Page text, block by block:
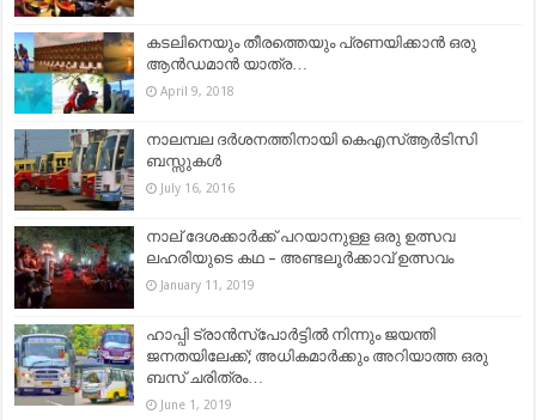
കടലിനെയും തീരത്തെയും പ്രണയിക്കാൻ ഒരു
ആൻഡമാന്‍ യാത്ര…
April 9, 2018
നാലമ്പല ദര്‍ശനത്തിനായി കെഎസ്ആര്‍ടിസി
ബസ്സുകള്‍
July 16, 2016
നാല് ദേശക്കാർക്ക് പറയാനുള്ള ഒരു ഉത്സവ
ലഹരിയുടെ കഥ – അണ്ടലൂർക്കാവ് ഉത്സവം
January 11, 2019
ഹാപ്പി ട്രാൻസ്പോർട്ടിൽ നിന്നും ജയന്തി
ജനതയിലേക്ക്; അധികമാർക്കും അറിയാത്ത ഒരു
ബസ് ചരിത്രം…
June 1, 2019